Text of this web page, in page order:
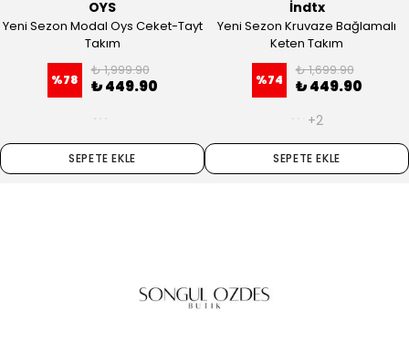
Yeni Sezon Modal Oys Ceket-Tayt
Takım
%78 ₺ 449.90
SEPETE EKLE
Yeni Sezon Kruvaze Bağlamalı
Keten Takım
%74 ₺ 449.90
SEPETE EKLE